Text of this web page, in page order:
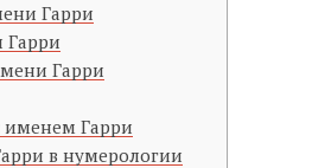
Гарри
Гарри
именем Гарри
в нумерологии